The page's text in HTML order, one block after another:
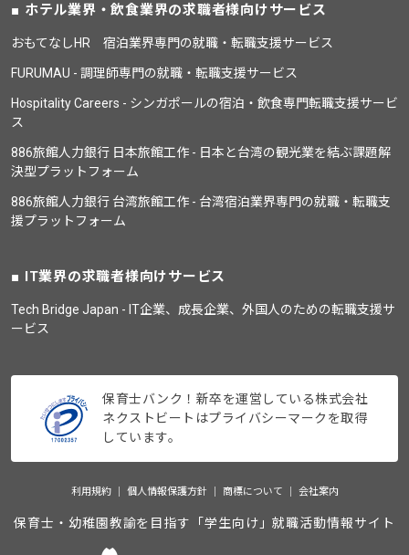
ホテル業界・飲食業界の求職者様向けサービス
おもてなしHR 宿泊業界専門の就職・転職支援サービス
FURUMAU - 調理師専門の就職・転職支援サービス
Hospitality Careers - シンガポールの宿泊・飲食専門転職支援サービ
ス
886旅館人力銀行 日本旅館工作 - 日本と台湾の観光業を結ぶ課題解
決型プラットフォーム
886旅館人力銀行 台湾旅館工作 - 台湾宿泊業界専門の就職・転職支
援プラットフォーム
IT業界の求職者様向けサービス
Tech Bridge Japan - IT企業、成長企業、外国人のための転職支援サ
ービス
保育士バンク！新卒を運営している株式会社
ネクストビートはプライバシーマークを取得
しています。
利用規約 個人情報保護方針 商標について 会社案内
保育士・幼稚園教諭を目指す「学生向け」就職活動情報サイト